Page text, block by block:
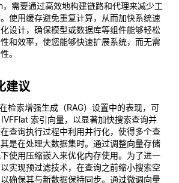
需要通过高效地构建链路和代理来减少工
使用缓存避免重复计算，从而加快系统速
设计，确保模型或数据库等组件能够轻松
和效率，使您能够快速扩展系统，而无需
。
建议
检索增强生成（RAG）设置中的表现，可
索引向量，以显著加快搜索查询并
查询执行过程中利用并行化，使得多个查
是在处理大数据集时。通过调整向量存储
使用压缩嵌入来优化内存使用。为了进一
实现预过滤技术，在查询之前缩小搜索空
确保其与新数据保持同步。通过微调向量